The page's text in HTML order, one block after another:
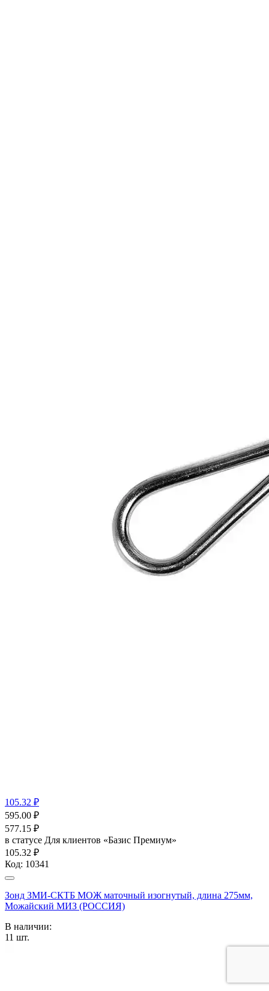
105.32 ₽
595.00 ₽
577.15 ₽
в статусе Для клиентов «Базис Премиум»
105.32 ₽
Код: 10341
Зонд ЗМИ-СКТБ МОЖ маточный изогнутый, длина 275мм,
Можайский МИЗ (РОССИЯ)
В наличии:
11 шт.